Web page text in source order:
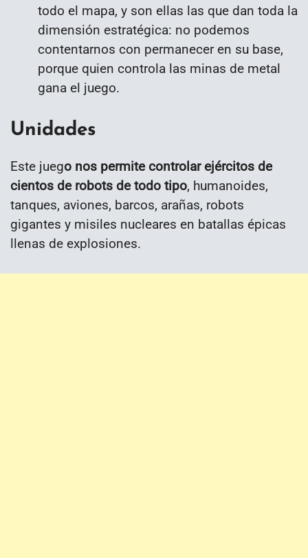
todo el mapa, y son ellas las que dan toda la
dimensión estratégica: no podemos
contentarnos con permanecer en su base,
porque quien controla las minas de metal
gana el juego.
Unidades
Este juego nos permite controlar ejércitos de
cientos de robots de todo tipo, humanoides,
tanques, aviones, barcos, arañas, robots
gigantes y misiles nucleares en batallas épicas
llenas de explosiones.